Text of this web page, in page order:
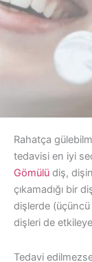
Rahatça
tedavisi en iyi
Gömülü diş,
çıkamadığı bir
dişlerde (üçüncü
dişleri de
Tedavi